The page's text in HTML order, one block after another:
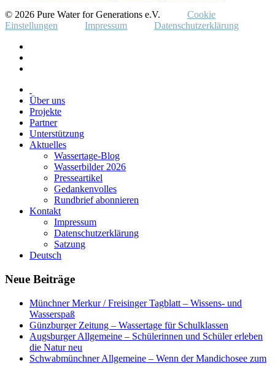
© 2026 Pure Water for Generations e.V.
Cookie
Einstellungen
Impressum Datenschutzerklärung
Über uns
Projekte
Partner
Unterstützung
Aktuelles
Wassertage-Blog
Wasserbilder 2026
Presseartikel
Gedankenvolles
Rundbrief abonnieren
Kontakt
Impressum
Datenschutzerklärung
Satzung
Deutsch
Neue Beiträge
Münchner Merkur / Freisinger Tagblatt – Wissens- und
Wasserspaß
Günzburger Zeitung – Wassertage für Schulklassen
Augsburger Allgemeine – Schülerinnen und Schüler erleben
die Natur neu
Schwabmünchner Allgemeine – Wenn der Mandichosee zum